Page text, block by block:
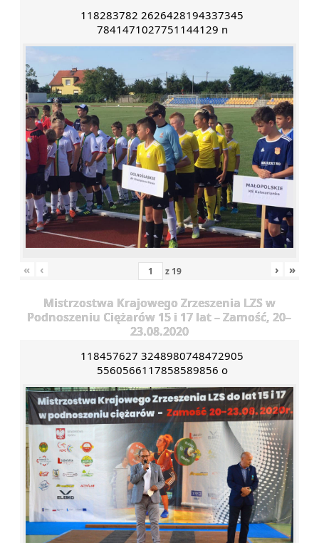
118283782 2626428194337345
7841471027751144129 n
« ‹ z 19 › »
Mistrzostwa Krajowego Zrzeszenia LZS w
Podnoszeniu Ciężarów 15 i 17 lat – Zamość, 20–
23.08.2020
118457627 3248980748472905
5560566117858589856 o